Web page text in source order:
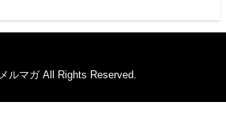
ルマガ All Rights Reserved.